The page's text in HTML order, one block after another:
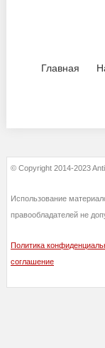
Главная
© Copyright 2014-2023
Использование
правообладателей не
Политика
соглашение